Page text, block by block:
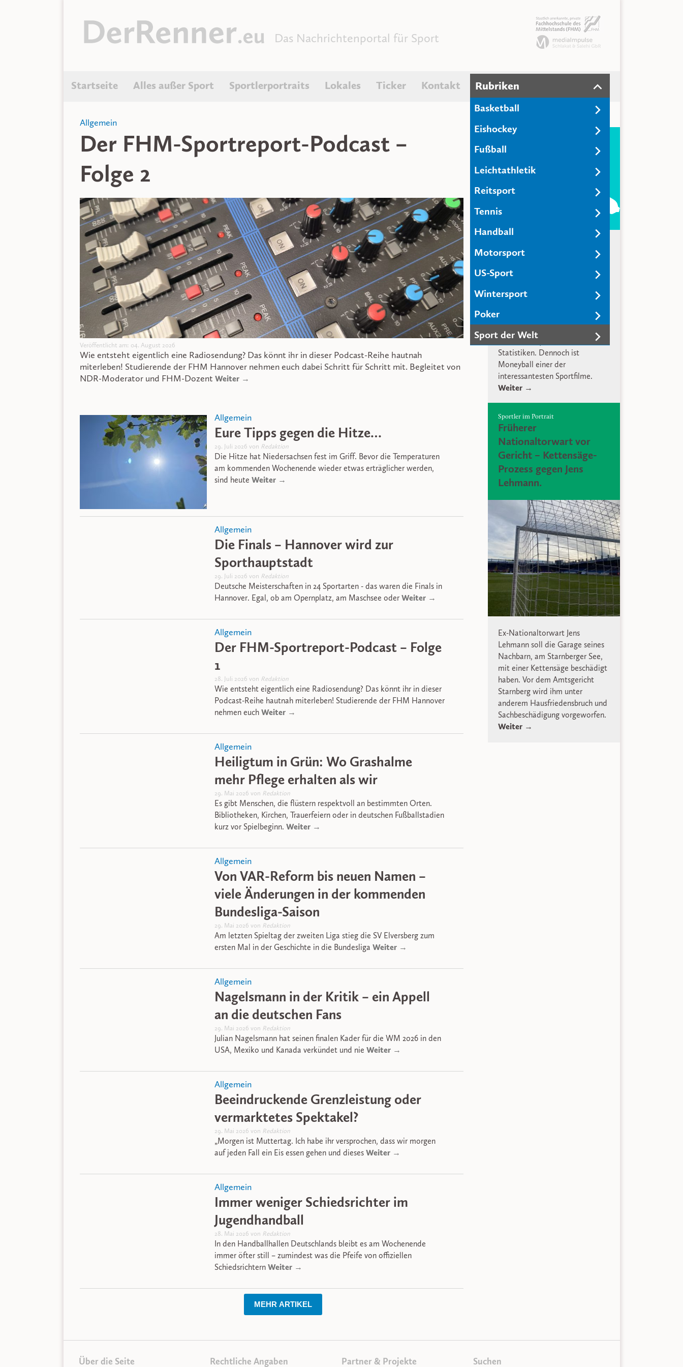
Das Nachrichtenportal für Sport
Startseite Alles außer Sport Sportlerportraits Lokales Ticker Kontakt Rubriken
Basketball
Eishockey
Fußball
Leichtathletik
Reitsport
Tennis
Handball
Motorsport
US-Sport
Wintersport
Poker
Sport der Welt
Allgemein
Der FHM-Sportreport-Podcast –
Folge 2
Veröffentlicht am: 04. August 2026
Wie entsteht eigentlich eine Radiosendung? Das könnt ihr in dieser Podcast-Reihe hautnah
miterleben! Studierende der FHM Hannover nehmen euch dabei Schritt für Schritt mit. Begleitet von
NDR-Moderator und FHM-Dozent Weiter →
Allgemein
Eure Tipps gegen die Hitze…
29. Juli 2026 von Redaktion
Die Hitze hat Niedersachsen fest im Griff. Bevor die Temperaturen
am kommenden Wochenende wieder etwas erträglicher werden,
sind heute Weiter →
Allgemein
Die Finals – Hannover wird zur
Sporthauptstadt
29. Juli 2026 von Redaktion
Deutsche Meisterschaften in 24 Sportarten - das waren die Finals in
Hannover. Egal, ob am Opernplatz, am Maschsee oder Weiter →
Allgemein
Der FHM-Sportreport-Podcast – Folge
1
28. Juli 2026 von Redaktion
Wie entsteht eigentlich eine Radiosendung? Das könnt ihr in dieser
Podcast-Reihe hautnah miterleben! Studierende der FHM Hannover
nehmen euch Weiter →
Allgemein
Heiligtum in Grün: Wo Grashalme
mehr Pflege erhalten als wir
29. Mai 2026 von Redaktion
Es gibt Menschen, die flüstern respektvoll an bestimmten Orten.
Bibliotheken, Kirchen, Trauerfeiern oder in deutschen Fußballstadien
kurz vor Spielbeginn. Weiter →
Allgemein
Von VAR-Reform bis neuen Namen –
viele Änderungen in der kommenden
Bundesliga-Saison
29. Mai 2026 von Redaktion
Am letzten Spieltag der zweiten Liga stieg die SV Elversberg zum
ersten Mal in der Geschichte in die Bundesliga Weiter →
Allgemein
Nagelsmann in der Kritik – ein Appell
an die deutschen Fans
29. Mai 2026 von Redaktion
Julian Nagelsmann hat seinen finalen Kader für die WM 2026 in den
USA, Mexiko und Kanada verkündet und nie Weiter →
Allgemein
Beeindruckende Grenzleistung oder
vermarktetes Spektakel?
29. Mai 2026 von Redaktion
„Morgen ist Muttertag. Ich habe ihr versprochen, dass wir morgen
auf jeden Fall ein Eis essen gehen und dieses Weiter →
Allgemein
Immer weniger Schiedsrichter im
Jugendhandball
28. Mai 2026 von Redaktion
In den Handballhallen Deutschlands bleibt es am Wochenende
immer öfter still – zumindest was die Pfeife von offiziellen
Schiedsrichtern Weiter →
MEHR ARTIKEL
Wie Zahlen Baseball
spannend machen
Moneyball ist ein Film der schon
als Konzept scheitern sollte.
von Amerika weniger beliebt und
die Grundlage der Geschichte
hinter Moneyball handelt von
Statistiken. Dennoch ist
Moneyball einer der
interessantesten Sportfilme.
Weiter →
Sportler im Portrait
Früherer
Nationaltorwart vor
Gericht – Kettensäge-
Prozess gegen Jens
Lehmann.
Ex-Nationaltorwart Jens
Lehmann soll die Garage seines
Nachbarn, am Starnberger See,
mit einer Kettensäge beschädigt
haben. Vor dem Amtsgericht
Starnberg wird ihm unter
anderem Hausfriedensbruch und
Sachbeschädigung vorgeworfen.
Weiter →
Über die Seite Rechtliche Angaben Partner & Projekte Suchen